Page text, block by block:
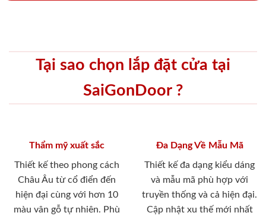
Tại sao chọn lắp đặt cửa tại
SaiGonDoor ?
Thẩm mỹ xuất sắc
Thiết kế theo phong cách
Châu Âu từ cổ điển đến
hiện đại cùng với hơn 10
màu vân gỗ tự nhiên. Phù
Đa Dạng Về Mẫu Mã
Thiết kế đa dạng kiểu dáng
và mẫu mã phù hợp với
truyền thống và cả hiện đại.
Cập nhật xu thế mới nhất